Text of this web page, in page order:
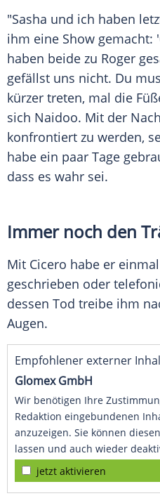
"Sasha und ich haben
ihm eine Show gemacht: '
haben beide zu Roger
gefällst uns nicht. Du
kürzer treten, mal die
sich Naidoo. Mit der
konfrontiert zu werden,
habe ein paar Tage
dass es wahr sei.
Immer noch den
Mit Cicero habe er
geschrieben oder
dessen Tod treibe ihm
Augen.
Empfohlener externer
Glomex GmbH
Wir benötigen Ihre
Redaktion eingebundenen
anzuzeigen. Sie können
lassen und auch wieder
jetzt aktivieren